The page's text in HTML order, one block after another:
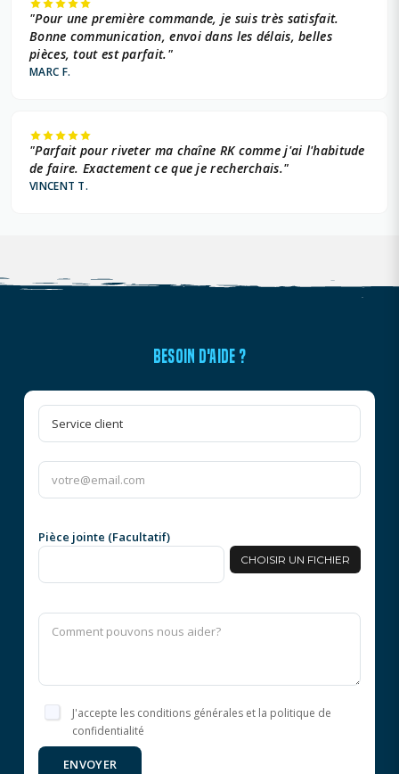
"Pour une première commande, je suis très satisfait.
Bonne communication, envoi dans les délais, belles
pièces, tout est parfait."
MARC F.
"Parfait pour riveter ma chaîne RK comme j'ai l'habitude
de faire. Exactement ce que je recherchais."
VINCENT T.
BESOIN D'AIDE ?
Pièce jointe (Facultatif)
CHOISIR UN FICHIER
J'accepte les conditions générales et la politique de
confidentialité
ENVOYER